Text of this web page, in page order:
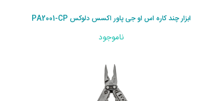
ابزار چند کاره اس او جی پاور اکسس دلوکس PA2001-CP
ناموجود